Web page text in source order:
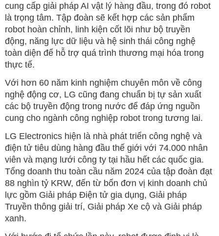
cung cấp giải pháp AI vật lý hàng đầu, trong đó robot
là trọng tâm. Tập đoàn sẽ kết hợp các sản phẩm
robot hoàn chỉnh, linh kiện cốt lõi như bộ truyền
động, năng lực dữ liệu và hệ sinh thái công nghệ
toàn diện để hỗ trợ quá trình thương mại hóa trong
thực tế.
Với hơn 60 năm kinh nghiệm chuyên môn về công
nghệ động cơ, LG cũng đang chuẩn bị tự sản xuất
các bộ truyền động trong nước để đáp ứng nguồn
cung cho ngành công nghiệp robot trong tương lai.
LG Electronics hiện là nhà phát triển công nghệ và
điện tử tiêu dùng hàng đầu thế giới với 74.000 nhân
viên và mạng lưới công ty tại hầu hết các quốc gia.
Tổng doanh thu toàn cầu năm 2024 của tập đoàn đạt
88 nghìn tỷ KRW, đến từ bốn đơn vị kinh doanh chủ
lực gồm Giải pháp Điện tử gia dụng, Giải pháp
Truyền thông giải trí, Giải pháp Xe cộ và Giải pháp
xanh.